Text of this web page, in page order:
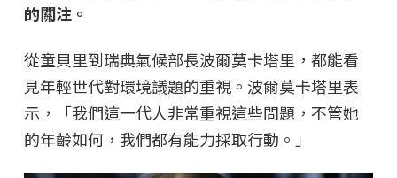
的關注。
從童貝里到瑞典氣候部長波爾莫卡塔里，都能看
見年輕世代對環境議題的重視。波爾莫卡塔里表
示，「我們這一代人非常重視這些問題，不管她
的年齡如何，我們都有能力採取行動。」